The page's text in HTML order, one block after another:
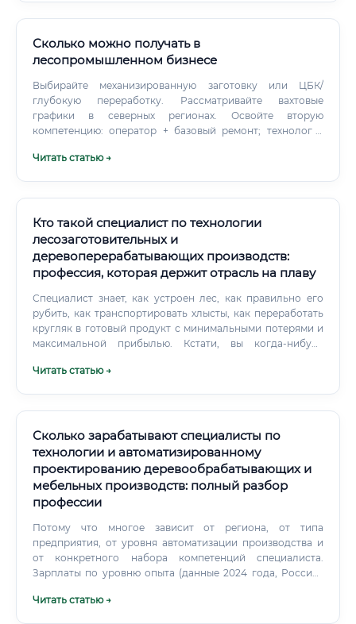
получает выше среднего по стране, а через 3–5 лет
выходит на уровень 100 000–140 000 ₽ и выше ✅
упаковочные материалы нужны всегда.
Сколько можно получать в
лесопромышленном бизнесе
Выбирайте механизированную заготовку или ЦБК/
глубокую переработку. Рассматривайте вахтовые
графики в северных регионах. Освойте вторую
компетенцию: оператор + базовый ремонт; технолог +
Читать статью →
Кто такой специалист по технологии
лесозаготовительных и
деревоперерабатывающих производств:
профессия, которая держит отрасль на плаву
Специалист знает, как устроен лес, как правильно его
рубить, как транспортировать хлысты, как переработать
кругляк в готовый продукт с минимальными потерями и
максимальной прибылью. Кстати, вы когда-нибудь
деревянная доска, прежде чем попасть на строительную
Читать статью →
Сколько зарабатывают специалисты по
технологии и автоматизированному
проектированию деревообрабатывающих и
мебельных производств: полный разбор
профессии
Потому что многое зависит от региона, от типа
предприятия, от уровня автоматизации производства и
от конкретного набора компетенций специалиста.
Зарплаты по уровню опыта (данные 2024 года, Россия):
предсказуемая.
Читать статью →